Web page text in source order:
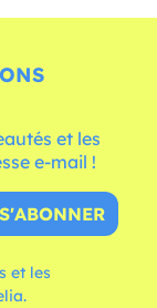
et les
e-mail !
S'ABONNER
et les